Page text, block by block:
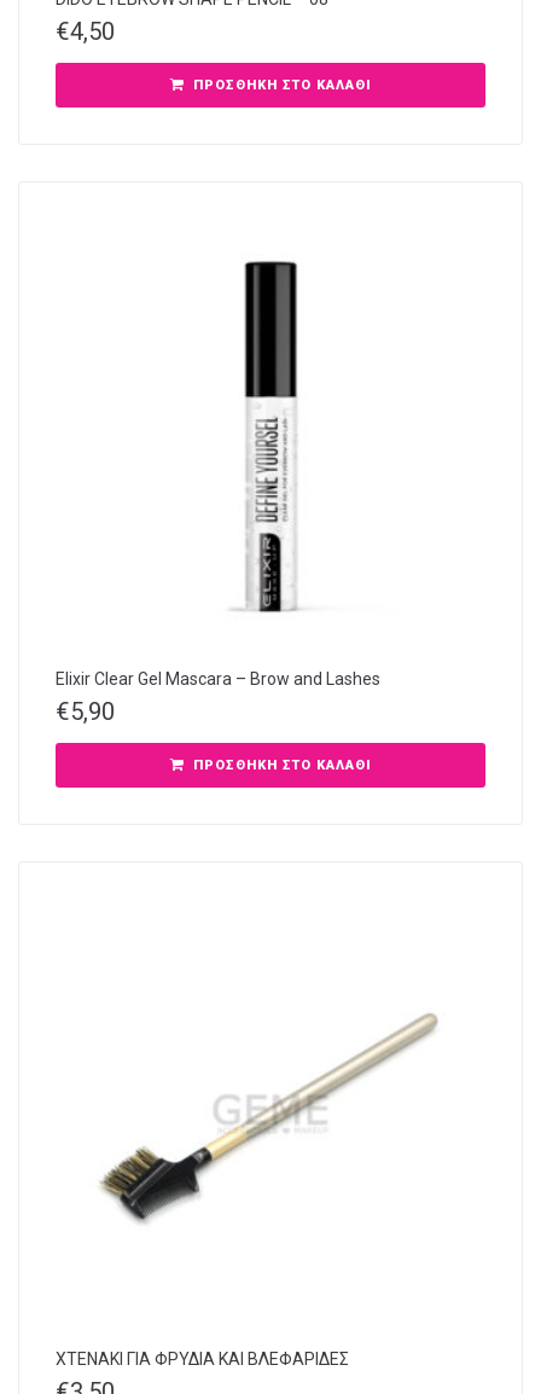
€4,50
ΠΡΟΣΘΉΚΗ ΣΤΟ ΚΑΛΆΘΙ
Elixir Clear Gel Mascara – Brow and Lashes
€5,90
ΠΡΟΣΘΉΚΗ ΣΤΟ ΚΑΛΆΘΙ
ΧΤΕΝΑΚΙ ΓΙΑ ΦΡΥΔΙΑ ΚΑΙ ΒΛΕΦΑΡΙΔΕΣ